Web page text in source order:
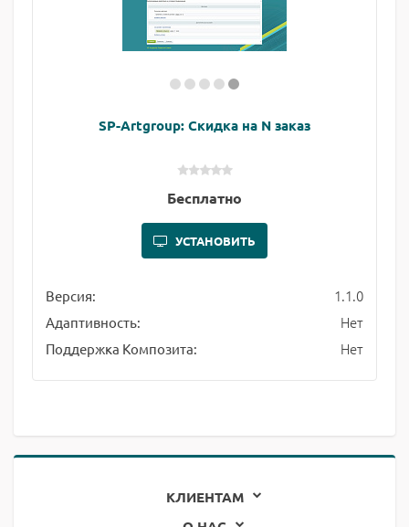
SP-Artgroup: Скидка на N заказ
Бесплатно
УСТАНОВИТЬ
Версия: 1.1.0
Адаптивность: Нет
Поддержка Композита: Нет
КЛИЕНТАМ